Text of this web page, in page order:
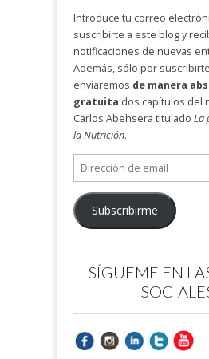
Introduce tu correo
suscribirte a este blog y
notificaciones de nuevas
Además, sólo por
enviaremos de manera
gratuita dos capítulos del
Carlos Abehsera titulado La
la Nutrición.
Dirección
de
email
Subscribirme
SÍGUEME EN